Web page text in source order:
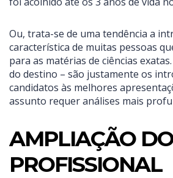
Ou, trata-se de uma tendência a
característica de muitas pessoas
para as matérias de ciências
do destino – são justamente os
candidatos às melhores
assunto requer análises mais
AMPLIAÇÃO
PROFISSIONAL